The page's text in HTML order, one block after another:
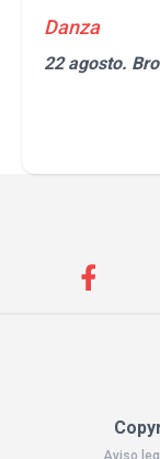
Danza
22 agosto.
Aviso